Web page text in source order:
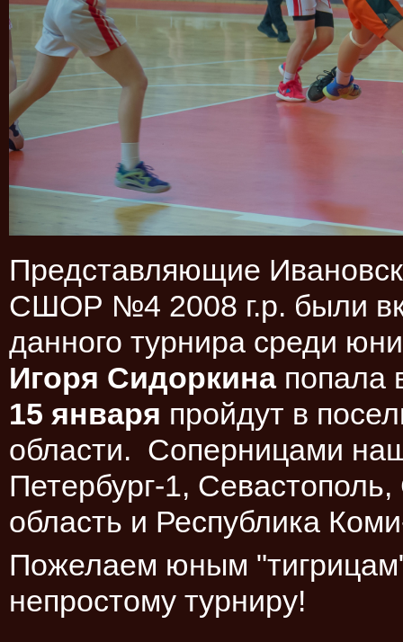
Представляющие
СШОР №4 2008 г.р. были
данного турнира среди
Игоря Сидоркинапопала
15 января пройдут в
области. Соперницами
Петербург-1,
область и Республика
Пожелаем юным
непростому турниру!